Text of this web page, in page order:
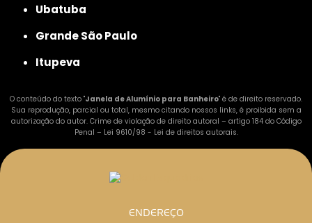
Ubatuba
Grande São Paulo
Itupeva
O conteúdo do texto "Janela de Alumínio para Banheiro" é de direito reservado.
Sua reprodução, parcial ou total, mesmo citando nossos links, é proibida sem a
autorização do autor. Crime de violação de direito autoral – artigo 184 do Código
Penal – Lei 9610/98 - Lei de direitos autorais.
ENDEREÇO